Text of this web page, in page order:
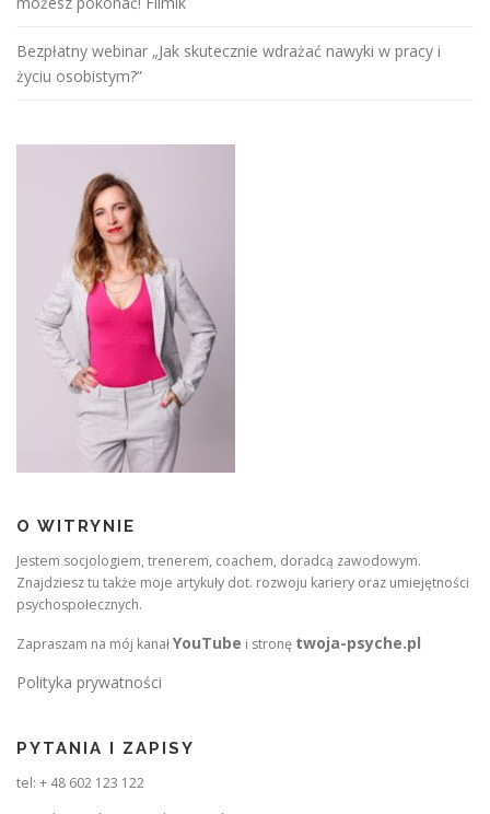
Bezpłatny webinar „Jak skutecznie wdrażać nawyki w pracy i
życiu osobistym?”
O WITRYNIE
Jestem socjologiem, trenerem, coachem, doradcą zawodowym.
Znajdziesz tu także moje artykuły dot. rozwoju kariery oraz umiejętności
psychospołecznych.
Zapraszam na mój kanałYouTube i stronę twoja-psyche.pl
Polityka prywatności
PYTANIA I ZAPISY
tel: + 48 602 123 122